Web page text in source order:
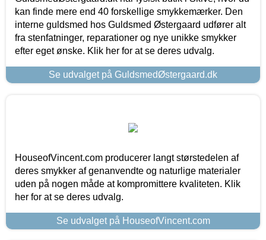
kan finde mere end 40 forskellige smykkemærker. Den
interne guldsmed hos Guldsmed Østergaard udfører alt
fra stenfatninger, reparationer og nye unikke smykker
efter eget ønske. Klik her for at se deres udvalg.
Se udvalget på GuldsmedØstergaard.dk
HouseofVincent.com producerer langt størstedelen af
deres smykker af genanvendte og naturlige materialer
uden på nogen måde at kompromittere kvaliteten. Klik
her for at se deres udvalg.
Se udvalget på HouseofVincent.com